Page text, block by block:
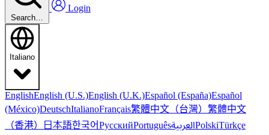
Search…
Login
Italiano
EnglishEnglish (U.S.)English (U.K.)Español (España)Español
(México)DeutschItalianoFrançais繁體中文（台灣） 繁體中文
（香港） 日本語한국어РусскийPortuguêsالعربيةPolskiTürkçe